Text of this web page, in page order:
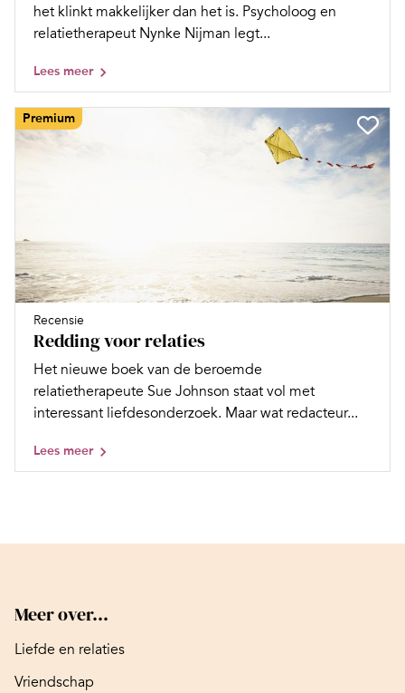
het klinkt makkelijker dan het is. Psycholoog en
relatietherapeut Nynke Nijman legt...
Lees meer
Premium
Recensie
Redding voor relaties
Het nieuwe boek van de beroemde
relatietherapeute Sue Johnson staat vol met
interessant liefdesonderzoek. Maar wat redacteur...
Lees meer
Meer over...
Liefde en relaties
Vriendschap